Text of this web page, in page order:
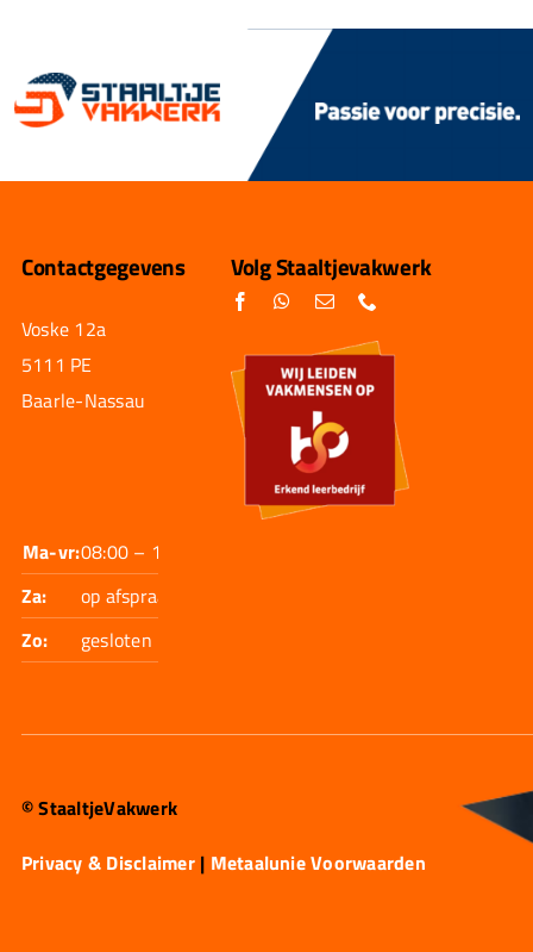
Contactgegevens
Voske 12a
5111 PE
Baarle-Nassau
Ma-vr:08:00 – 17:30
Za:
op afspraak
Zo:
gesloten
Volg Staaltjevakwerk
© StaaltjeVakwerk
Privacy & Disclaimer| Metaalunie Voorwaarden